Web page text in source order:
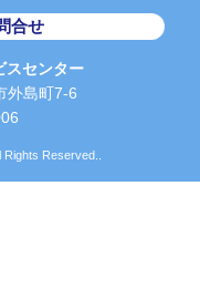
合せ
センター
外島町7-6
Reserved..